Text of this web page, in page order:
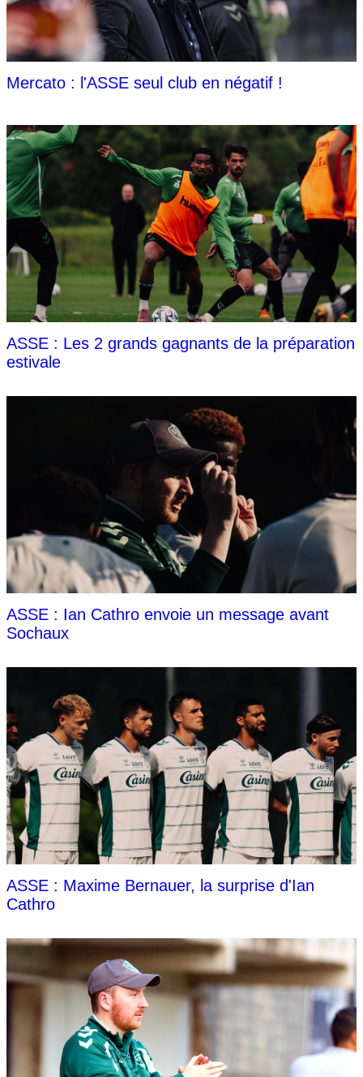
Mercato : l'ASSE seul club en négatif !
ASSE : Les 2 grands gagnants de la préparation
estivale
ASSE : Ian Cathro envoie un message avant
Sochaux
ASSE : Maxime Bernauer, la surprise d'Ian
Cathro